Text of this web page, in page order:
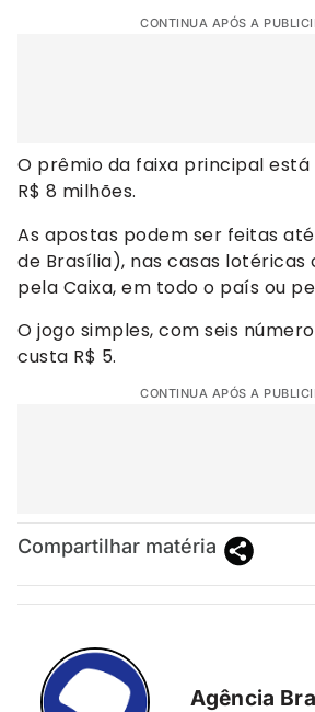
CONTINUA APÓS A
O prêmio da faixa principal
R$ 8 milhões.
As apostas podem ser feitas
de Brasília), nas casas lotéricas
pela Caixa, em todo o país ou
O jogo simples, com seis
custa R$ 5.
CONTINUA APÓS A
Compartilhar matéria
Agência